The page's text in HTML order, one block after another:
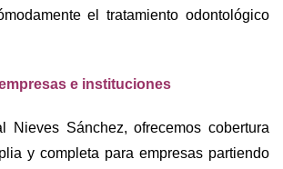
el tratamiento odontológico
e instituciones
Nieves Sánchez, ofrecemos cobertura
y completa para empresas partiendo